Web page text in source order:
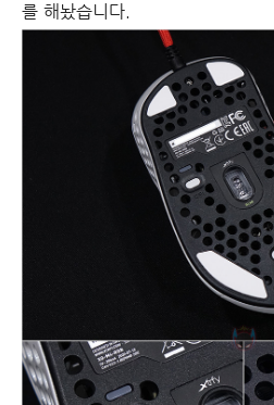
를 해놨습니다.